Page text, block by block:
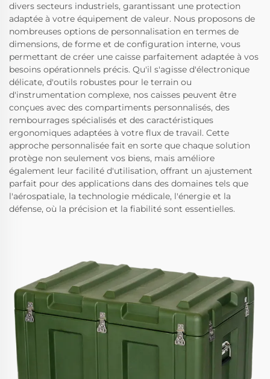
divers secteurs industriels, garantissant une protection
adaptée à votre équipement de valeur. Nous proposons de
nombreuses options de personnalisation en termes de
dimensions, de forme et de configuration interne, vous
permettant de créer une caisse parfaitement adaptée à vos
besoins opérationnels précis. Qu'il s'agisse d'électronique
délicate, d'outils robustes pour le terrain ou
d'instrumentation complexe, nos caisses peuvent être
conçues avec des compartiments personnalisés, des
rembourrages spécialisés et des caractéristiques
ergonomiques adaptées à votre flux de travail. Cette
approche personnalisée fait en sorte que chaque solution
protège non seulement vos biens, mais améliore
également leur facilité d'utilisation, offrant un ajustement
parfait pour des applications dans des domaines tels que
l'aérospatiale, la technologie médicale, l'énergie et la
défense, où la précision et la fiabilité sont essentielles.